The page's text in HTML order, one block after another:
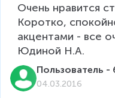
Очень нравится
Коротко,
акцентами - все
Юдиной Н.А.
Пользователь -
04.03.2016